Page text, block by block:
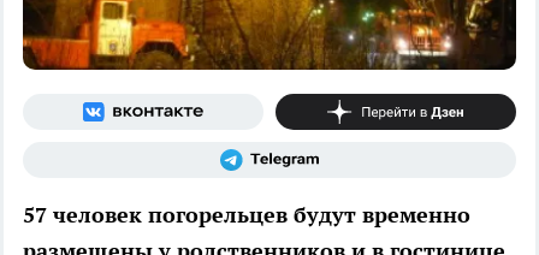
57 человек погорельцев будут временно